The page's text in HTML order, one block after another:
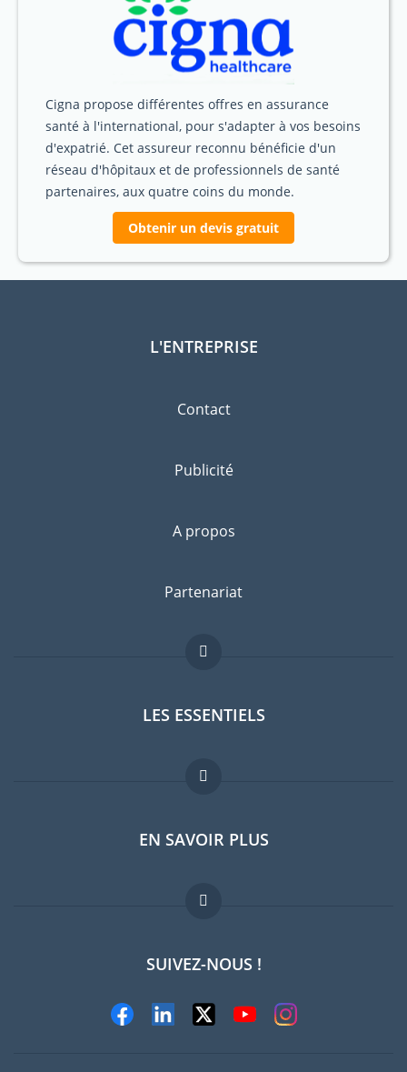
Cigna propose différentes offres en assurance
santé à l'international, pour s'adapter à vos besoins
d'expatrié. Cet assureur reconnu bénéficie d'un
réseau d'hôpitaux et de professionnels de santé
partenaires, aux quatre coins du monde.
Obtenir un devis gratuit
L'ENTREPRISE
Contact
Publicité
A propos
Partenariat
LES ESSENTIELS
Forum expatriés
Guides pays
Offres d'emploi
EN SAVOIR PLUS
FAQ
Experts
SUIVEZ-NOUS !